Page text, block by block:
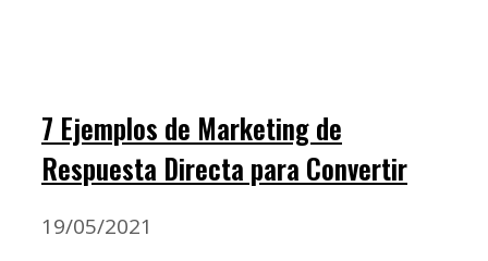
7 Ejemplos de Marketing de
Respuesta Directa para Convertir
19/05/2021